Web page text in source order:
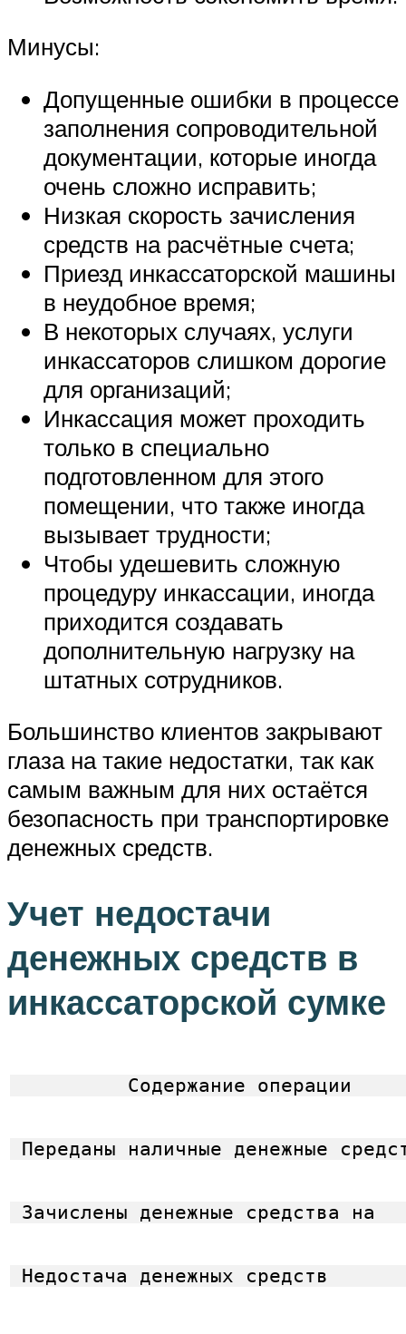
Минусы:
Допущенные ошибки в процессе
заполнения сопроводительной
документации, которые иногда
очень сложно исправить;
Низкая скорость зачисления
средств на расчётные счета;
Приезд инкассаторской машины
в неудобное время;
В некоторых случаях, услуги
инкассаторов слишком дорогие
для организаций;
Инкассация может проходить
только в специально
подготовленном для этого
помещении, что также иногда
вызывает трудности;
Чтобы удешевить сложную
процедуру инкассации, иногда
приходится создавать
дополнительную нагрузку на
штатных сотрудников.
Большинство клиентов закрывают
глаза на такие недостатки, так как
самым важным для них остаётся
безопасность при транспортировке
денежных средств.
Учет недостачи
денежных средств в
инкассаторской сумке
Содержание
Переданы наличные
Зачислены денежные
Недостача денежных